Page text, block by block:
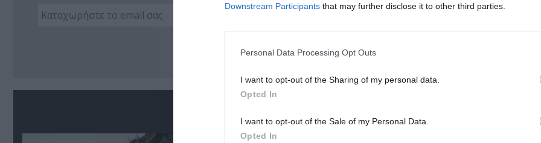
Downstream Participants that may further disclose it to other third parties.
Personal Data Processing Opt Outs
I want to opt-out of the Sharing of my personal data.
Opted In
I want to opt-out of the Sale of my Personal Data.
Opted In